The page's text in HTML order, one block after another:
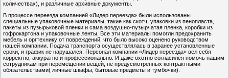
количествах), и различные архивные документы.
В процессе переезда компанией «Лидер переезда» были использованы
специальные упаковочные материалы, такие как скотч, упаковки из пенопласта,
пакеты из пузырьковой пленки и сама воздушно-пузырчатая пленка, коробки из
гофрокартона и упаковочные ленты. Все эти материалы помогли предохранить
мебель и оргтехнику от повреждений, что было высоко оценено руководством
нашей компании. Подача транспорта осуществлялась в заранее установленные
сроки, и график не нарушался. Персонал компании «Лидер переезда» вел себя
корректно, аккуратно и профессионально. И даже охотно согласился помочь нашим
сотрудникам при перемещении вещей, не предусмотренных контрактными
обязательствами( личные шкафы, бытовые предметы и тумбочки).